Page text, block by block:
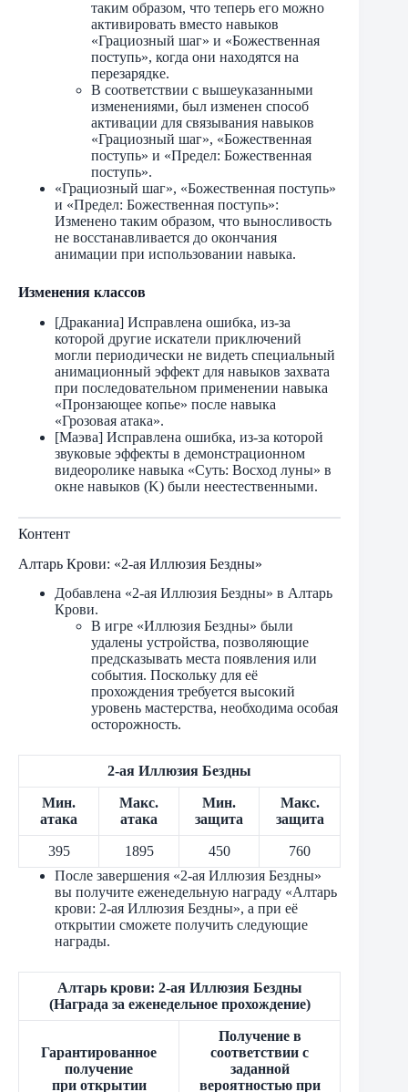
таким образом, что теперь его можно
активировать вместо навыков
«Грациозный шаг» и «Божественная
поступь», когда они находятся на
перезарядке.
В соответствии с вышеуказанными
изменениями, был изменен способ
активации для связывания навыков
«Грациозный шаг», «Божественная
поступь» и «Предел: Божественная
поступь».
«Грациозный шаг», «Божественная поступь»
и «Предел: Божественная поступь»:
Изменено таким образом, что выносливость
не восстанавливается до окончания
анимации при использовании навыка.
Изменения классов
[Драканиа] Исправлена ​​ошибка, из-за
которой другие искатели приключений
могли периодически не видеть специальный
анимационный эффект для навыков захвата
при последовательном применении навыка
«Пронзающее копье» после навыка
«Грозовая атака».
[Маэва] Исправлена ​​ошибка, из-за которой
звуковые эффекты в демонстрационном
видеоролике навыка «Суть: Восход луны» в
окне навыков (K) были неестественными.
Контент
Алтарь Крови: «2-ая Иллюзия Бездны»
Добавлена «2-ая Иллюзия Бездны» в Алтарь
Крови.
В игре «Иллюзия Бездны» были
удалены устройства, позволяющие
предсказывать места появления или
события. Поскольку для её
прохождения требуется высокий
уровень мастерства, необходима особая
осторожность.
2-ая Иллюзия Бездны
Мин.
атака
Макс.
атака
Мин.
защита
Макс.
защита
395 1895 450
760
После завершения «2-ая Иллюзия Бездны»
вы получите еженедельную награду «Алтарь
крови: 2-ая Иллюзия Бездны», а при её
открытии сможете получить следующие
награды.
Алтарь крови: 2-ая Иллюзия Бездны
(Награда за еженедельное прохождение)
Гарантированное
получение
при открытии
Получение в
соответствии с
заданной
вероятностью при